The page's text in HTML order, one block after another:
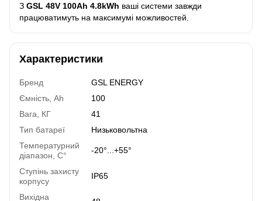
З GSL 48V 100Ah 4.8kWh ваші системи завжди
працюватимуть на максимумі можливостей.
Характеристики
Бренд
GSL ENERGY
Ємність, Ah
100
Вага, КГ
41
Тип батареї
Низьковольтна
Температурний
діапазон, C°
-20°...+55°
Ступінь захисту
корпусу
IP65
Вихідна